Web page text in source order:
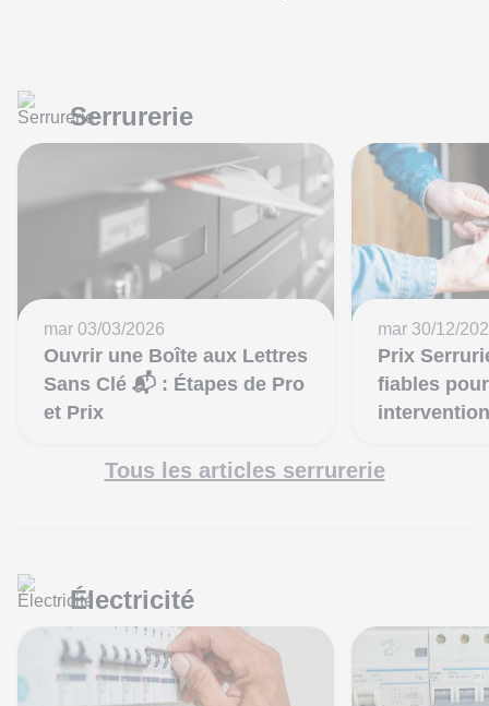
Serrurerie
mar 03/03/2026
Ouvrir une Boîte aux Lettres
Sans Clé 📬 : Étapes de Pro
et Prix
mar 30/12/
Prix
fiables
intervention
Tous les articles serrurerie
Électricité